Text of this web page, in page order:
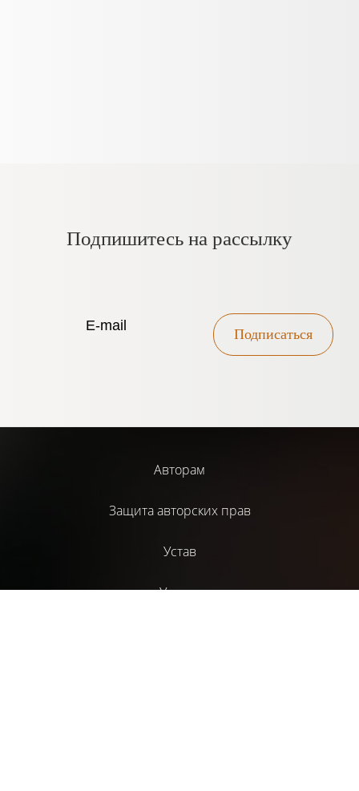
Подпишитесь на рассылку
Подписаться
Авторам
Защита авторских прав
Устав
Услуги